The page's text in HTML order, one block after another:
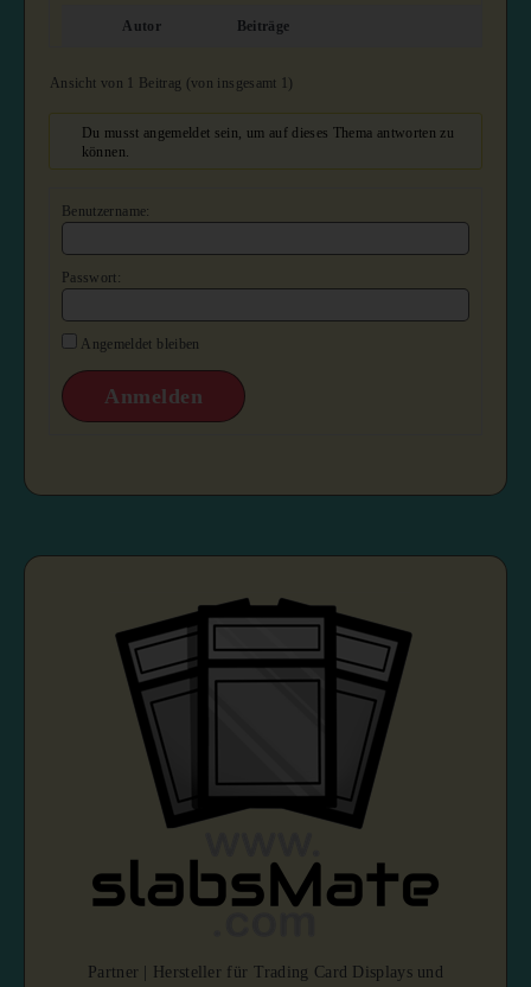
Autor Beiträge
Ansicht von 1 Beitrag (von insgesamt 1)
Du musst angemeldet sein, um auf dieses Thema antworten zu
können.
Benutzername:
Passwort:
Angemeldet bleiben
Anmelden
Partner | Hersteller für Trading Card Displays und